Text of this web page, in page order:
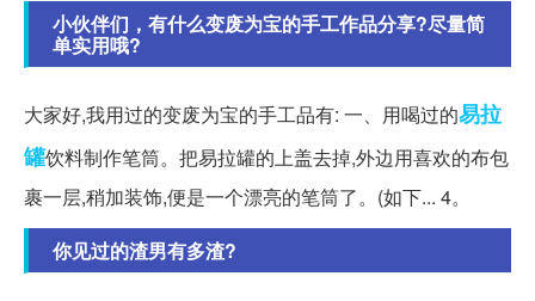
小伙伴们，有什么变废为宝的手工作品分享?尽量简
单实用哦?
大家好,我用过的变废为宝的手工品有: 一、用喝过的易拉
罐饮料制作笔筒。把易拉罐的上盖去掉,外边用喜欢的布包
裹一层,稍加装饰,便是一个漂亮的笔筒了。(如下... 4。
你见过的渣男有多渣?